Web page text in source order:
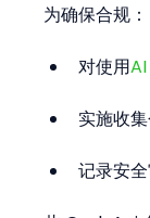
为确保合规：
对使用
实施收
记录安